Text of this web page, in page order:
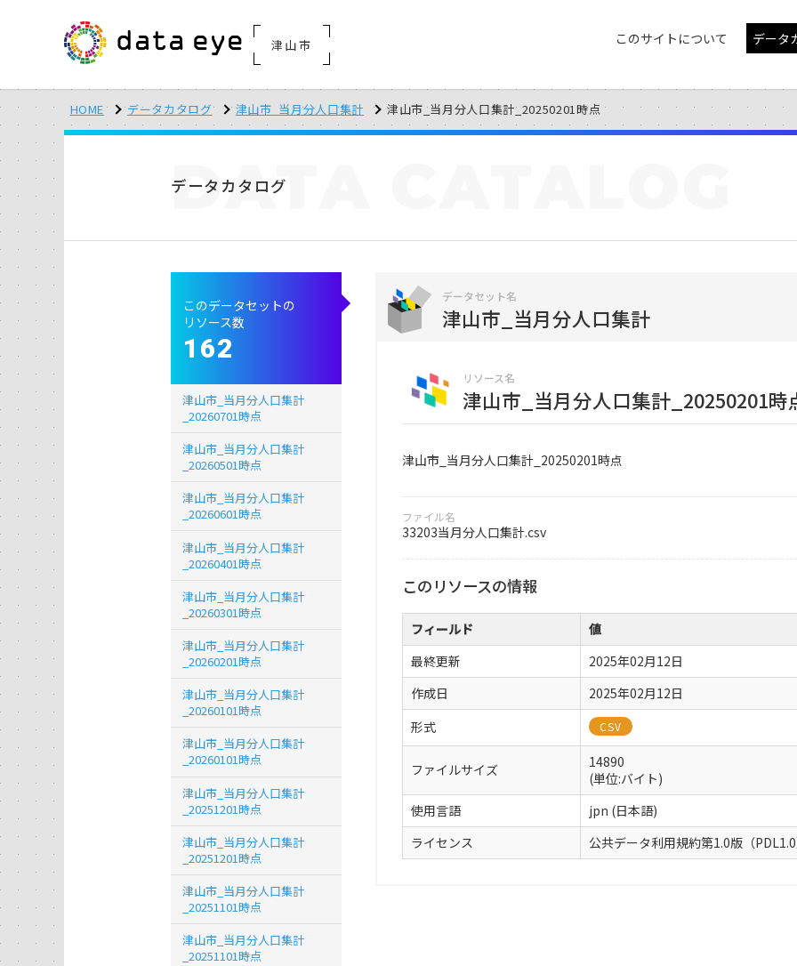
津山市 このサイトについて データ
HOME データカタログ 津山市_当月分人口集計 津山市_当月分人口集計_20250201時点
データカタログ
DATA
データセット名
津山市_当月分人口集計
リソース名
津山市_当月分人口集計_20250201時
津山市_当月分人口集計_20250201時点
ファイル名
33203当月分人口集計.csv
このリソースの情報
フィールド
値
最終更新
2025年02月12日
作成日
2025年02月12日
形式
CSV
ファイルサイズ
14890
(単位:バイト)
使用言語
jpn (日本語)
ライセンス
公共データ利用規約第1.0版（
このデータセットの
リソース数
162
津山市_当月分人口集計
_20260701時点
津山市_当月分人口集計
_20260501時点
津山市_当月分人口集計
_20260601時点
津山市_当月分人口集計
_20260401時点
津山市_当月分人口集計
_20260301時点
津山市_当月分人口集計
_20260201時点
津山市_当月分人口集計
_20260101時点
津山市_当月分人口集計
_20260101時点
津山市_当月分人口集計
_20251201時点
津山市_当月分人口集計
_20251201時点
津山市_当月分人口集計
_20251101時点
津山市_当月分人口集計
_20251101時点